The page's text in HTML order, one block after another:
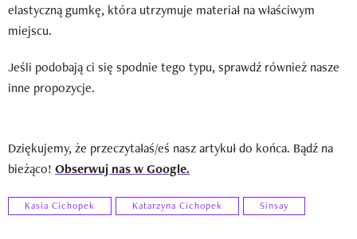
elastyczną gumkę, która utrzymuje materiał na właściwym
miejscu.
Jeśli podobają ci się spodnie tego typu, sprawdź również nasze
inne propozycje.
Dziękujemy, że przeczytałaś/eś nasz artykuł do końca. Bądź na
bieżąco! Obserwuj nas w Google.
Kasia Cichopek Katarzyna Cichopek Sinsay